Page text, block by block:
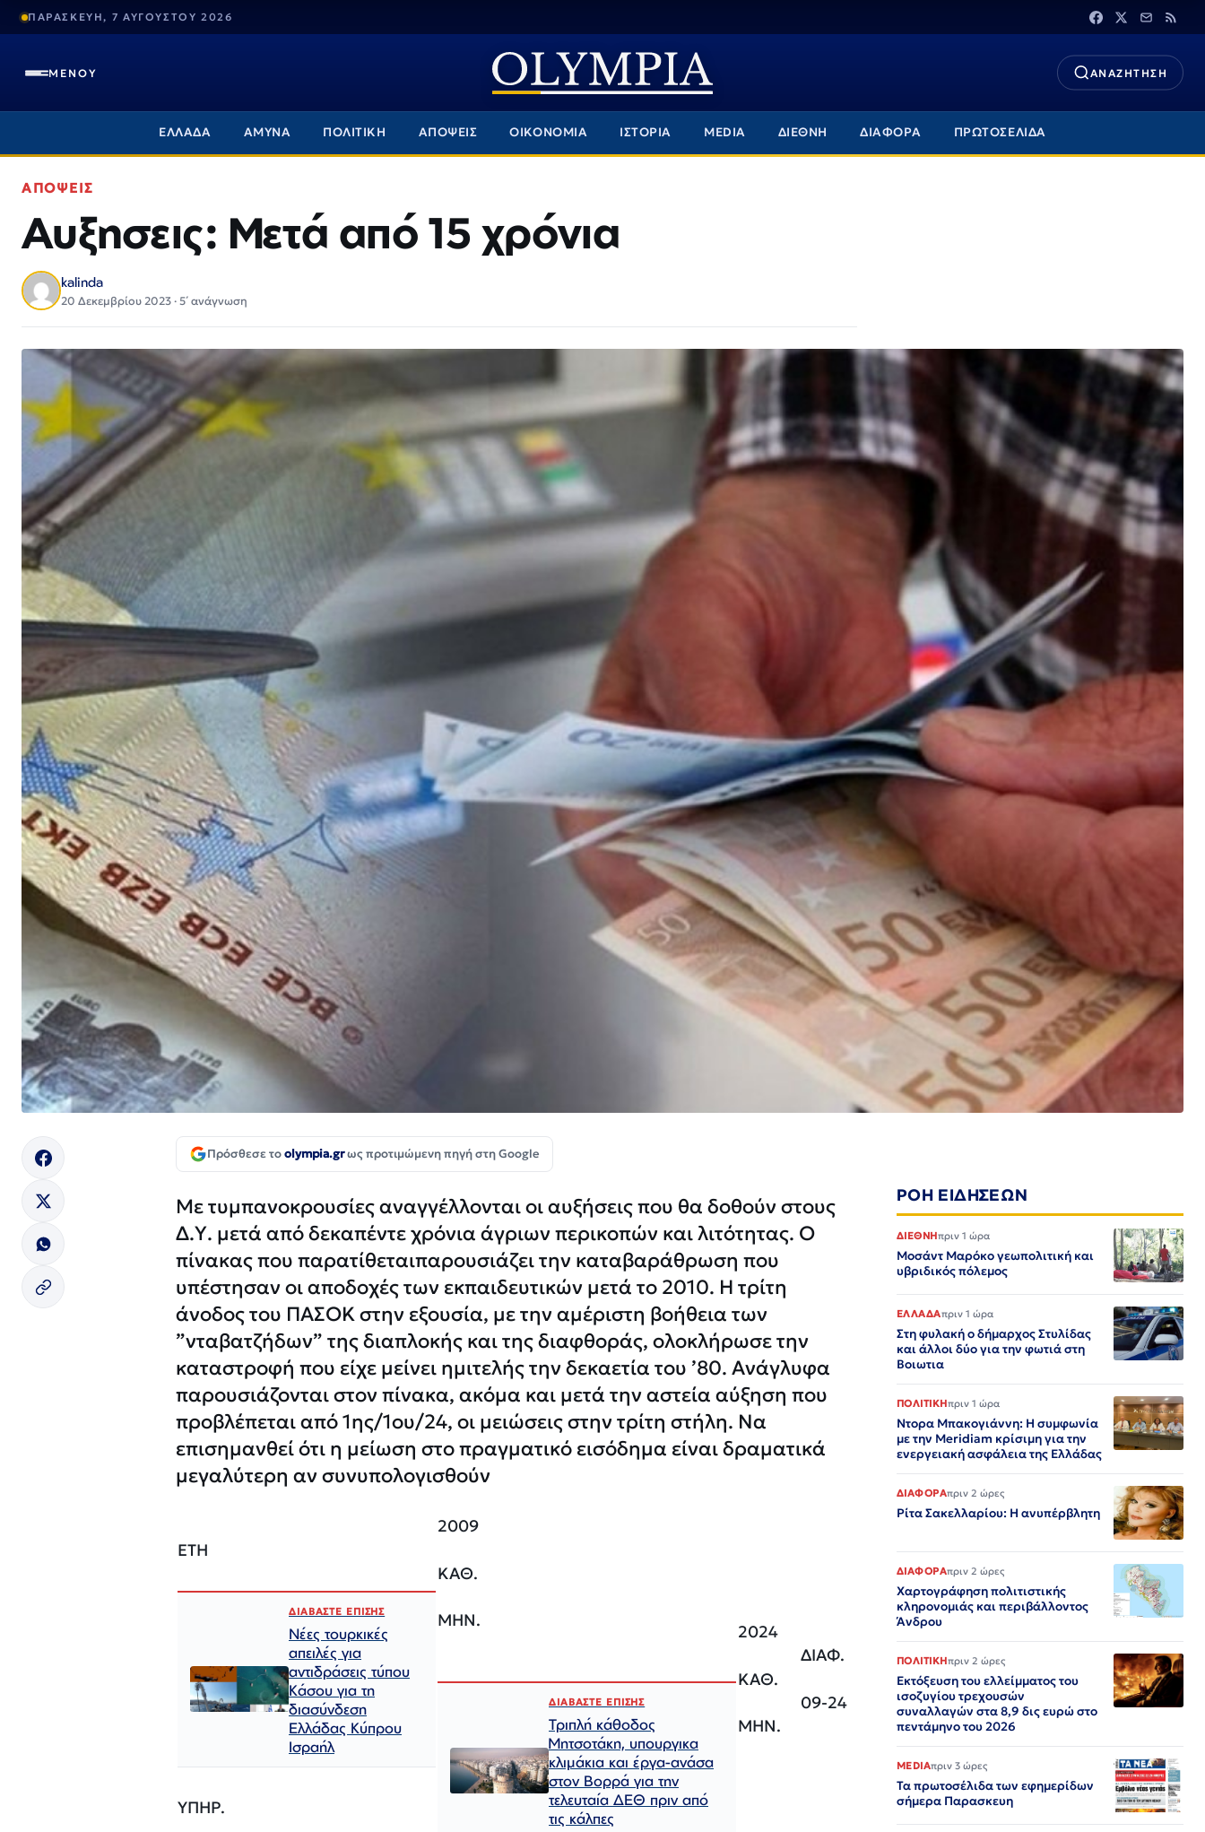
ΠΑΡΑΣΚΕΥΗ, 7 ΑΥΓΟΥΣΤΟΥ 2026
ΜΕΝΟΥ ΑΝΑΖΗΤΗΣΗ
ΕΛΛΑΔΑ ΑΜΥΝΑ ΠΟΛΙΤΙΚΗ ΑΠΟΨΕΙΣ ΟΙΚΟΝΟΜΙΑ ΙΣΤΟΡΙΑ MEDIA ΔΙΕΘΝΗ ΔΙΑΦΟΡΑ ΠΡΩΤΟΣΕΛΙΔΑ
ΑΠΟΨΕΙΣ
Αυξησεις: Μετά από 15 χρόνια
kalinda
20 Δεκεμβρίου 2023 · 5΄ ανάγνωση
Πρόσθεσε τοolympia.grως προτιμώμενη πηγή στη Google
Με τυμπανοκρουσίες αναγγέλλονται οι αυξήσεις που θα δοθούν στους
Δ.Υ. μετά από δεκαπέντε χρόνια άγριων περικοπών και λιτότητας. Ο
πίνακας που παρατίθεταιπαρουσιάζει την καταβαράθρωση που
υπέστησαν οι αποδοχές των εκπαιδευτικών μετά το 2010. Η τρίτη
άνοδος του ΠΑΣΟΚ στην εξουσία, με την αμέριστη βοήθεια των
”νταβατζήδων” της διαπλοκής και της διαφθοράς, ολοκλήρωσε την
καταστροφή που είχε μείνει ημιτελής την δεκαετία του ’80. Ανάγλυφα
παρουσιάζονται στον πίνακα, ακόμα και μετά την αστεία αύξηση που
προβλέπεται από 1ης/1ου/24, οι μειώσεις στην τρίτη στήλη. Να
επισημανθεί ότι η μείωση στο πραγματικό εισόδημα είναι δραματικά
μεγαλύτερη αν συνυπολογισθούν
ΕΤΗ
ΔΙΑΒΑΣΤΕ ΕΠΙΣΗΣ
Νέες τουρκικές
απειλές για
αντιδράσεις τύπου
Κάσου για τη
διασύνδεση
Ελλάδας Κύπρου
Ισραήλ
ΥΠΗΡ.
2009
ΚΑΘ.
ΜΗΝ.
ΔΙΑΒΑΣΤΕ ΕΠΙΣΗΣ
Τριπλή κάθοδος
Μητσοτάκη, υπουργικα
κλιμάκια και έργα-ανάσα
στον Βορρά για την
τελευταία ΔΕΘ πριν από
τις κάλπες
2024
ΚΑΘ.
ΜΗΝ.
ΔΙΑΦ.
09-24
ΡΟΗ ΕΙΔΗΣΕΩΝ
ΔΙΕΘΝΗπριν 1 ώρα
Μοσάντ Μαρόκο γεωπολιτική και
υβριδικός πόλεμος
ΕΛΛΑΔΑπριν 1 ώρα
Στη φυλακή ο δήμαρχος Στυλίδας
και άλλοι δύο για την φωτιά στη
Βοιωτια
ΠΟΛΙΤΙΚΗπριν 1 ώρα
Ντορα Μπακογιάννη: Η συμφωνία
με την Meridiam κρίσιμη για την
ενεργειακή ασφάλεια της Ελλάδας
ΔΙΑΦΟΡΑπριν 2 ώρες
Ρίτα Σακελλαρίου: Η ανυπέρβλητη
ΔΙΑΦΟΡΑπριν 2 ώρες
Χαρτογράφηση πολιτιστικής
κληρονομιάς και περιβάλλοντος
Άνδρου
ΠΟΛΙΤΙΚΗπριν 2 ώρες
Εκτόξευση του ελλείμματος του
ισοζυγίου τρεχουσών
συναλλαγών στα 8,9 δις ευρώ στο
πεντάμηνο του 2026
MEDIAπριν 3 ώρες
Τα πρωτοσέλιδα των εφημερίδων
σήμερα Παρασκευη